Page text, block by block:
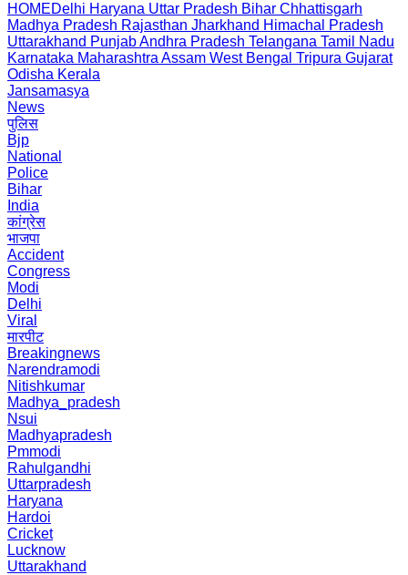
HOMEDelhi Haryana Uttar Pradesh Bihar Chhattisgarh
Madhya Pradesh Rajasthan Jharkhand Himachal Pradesh
Uttarakhand PunjabAndhra Pradesh Telangana Tamil Nadu
Karnataka Maharashtra Assam West Bengal Tripura Gujarat
Odisha Kerala
Jansamasya
News
पुलिस
Bjp
National
Police
Bihar
India
कांग्रेस
भाजपा
Accident
Congress
Modi
Delhi
Viral
मारपीट
Breakingnews
Narendramodi
Nitishkumar
Madhya_pradesh
Nsui
Madhyapradesh
Pmmodi
Rahulgandhi
Uttarpradesh
Haryana
Hardoi
Cricket
Lucknow
Uttarakhand